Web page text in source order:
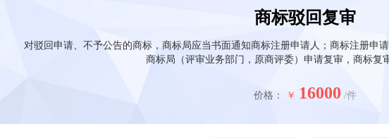
商标驳回复审
对驳回申请、不予公告的商标，商标局应当书面通知商标注册申请人；商标注册申
商标局（评审业务部门，原商评委）申请复审，商标复
价格： ￥ 16000 /件